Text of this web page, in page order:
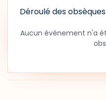
Déroulé des obsèques
Aucun événement n'a